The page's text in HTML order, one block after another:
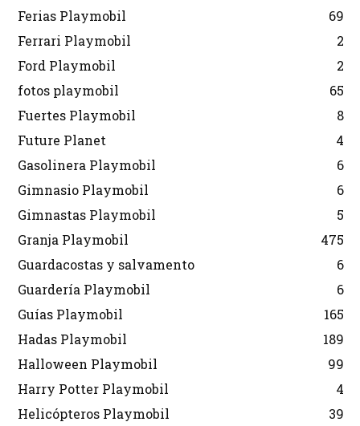
Ferias Playmobil
69
Ferrari Playmobil
2
Ford Playmobil
2
fotos playmobil
65
Fuertes Playmobil
8
Future Planet
4
Gasolinera Playmobil
6
Gimnasio Playmobil
6
Gimnastas Playmobil
5
Granja Playmobil
475
Guardacostas y salvamento
6
Guardería Playmobil
6
Guías Playmobil
165
Hadas Playmobil
189
Halloween Playmobil
99
Harry Potter Playmobil
4
Helicópteros Playmobil
39